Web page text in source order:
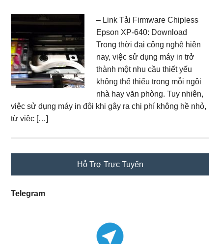
– Link Tải Firmware Chipless
Epson XP-640: Download
Trong thời đại công nghệ hiện
nay, việc sử dụng máy in trở
thành một nhu cầu thiết yếu
không thể thiếu trong mỗi ngôi
nhà hay văn phòng. Tuy nhiên,
việc sử dụng máy in đôi khi gây ra chi phí không hề nhỏ,
từ việc […]
Hỗ Trợ Trực Tuyến
Telegram